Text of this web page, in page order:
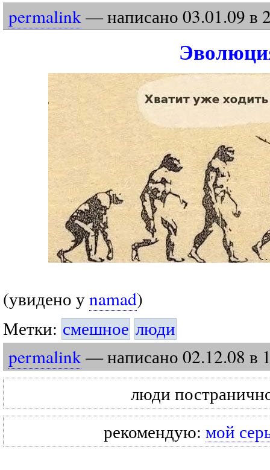
permalink— написано 03.01.09 в
(увидено уnamad)
Метки: смешное люди
permalink — написано 02.12.08 в
люди
рекомендую: мой